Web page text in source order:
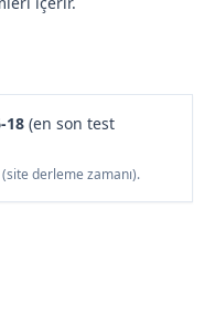
18 (en son test
derleme zamanı).